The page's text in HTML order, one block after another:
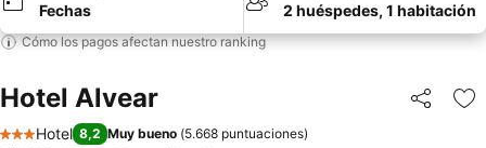
Fechas 2 huéspedes, 1 habitación
Cómo los pagos afectan nuestro ranking
Hotel Alvear Compartir
Hotel 8,2 Muy bueno (5.668 puntuaciones)